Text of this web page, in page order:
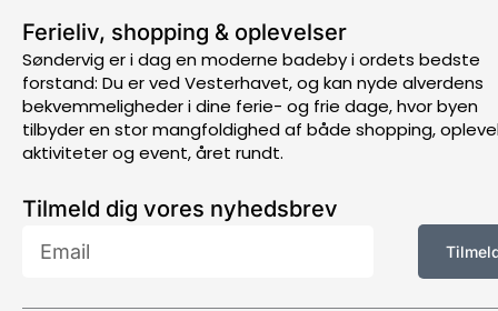
Ferieliv, shopping & oplevelser
Søndervig er i dag en moderne badeby i ordets bedste
forstand: Du er ved Vesterhavet, og kan nyde alverdens
bekvemmeligheder i dine ferie- og frie dage, hvor byen
tilbyder en stor mangfoldighed af både shopping,
aktiviteter og event, året rundt.
Tilmeld dig vores nyhedsbrev